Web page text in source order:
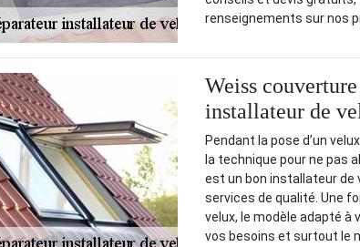
renseignements sur nos
Weiss
installateur de
Pendant la pose d’un
la technique pour ne pas
est un bon installateur de
services de qualité. Une
velux, le modèle adapté à
vos besoins et surtout le